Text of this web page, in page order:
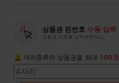
상품권 핀번호 수동 입력
상품권 번호를 입력해주세요.
🔔 여러종류의 상품권을 최대 100건